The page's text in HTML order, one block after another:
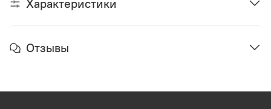
Характеристики
Отзывы